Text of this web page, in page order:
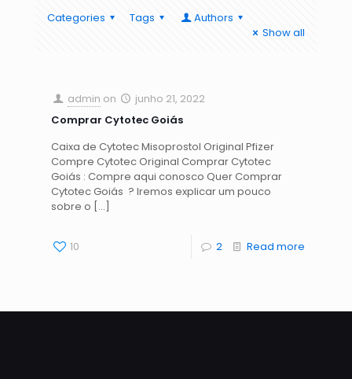
Categories Tags
Authors
Show all
admin on
junho 21, 2022
Comprar Cytotec Goiás
Caixa de Cytotec Misoprostol Original Pfizer
Compre Cytotec Original Comprar Cytotec
Goiás : Compre aqui conosco Quer Comprar
Cytotec Goiás ? Iremos explicar um pouco
sobre o […]
10 2 Read more